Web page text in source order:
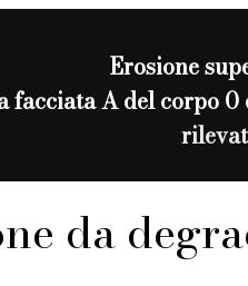
Erosione
A del corpo 0
da